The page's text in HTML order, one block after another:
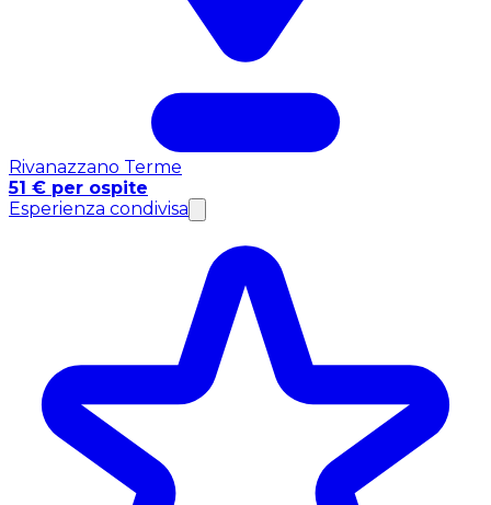
Rivanazzano Terme
51 € per ospite
Esperienza condivisa